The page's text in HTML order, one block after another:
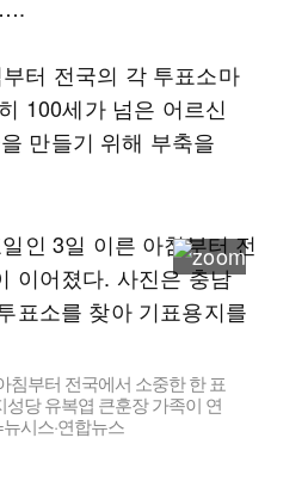
터 전국의 각 투표소마
100세가 넘은 어르신
만들기 위해 부축을
부터 전국에서 소중한 한 표
당 유복엽 큰훈장 가족이 연
시스·연합뉴스